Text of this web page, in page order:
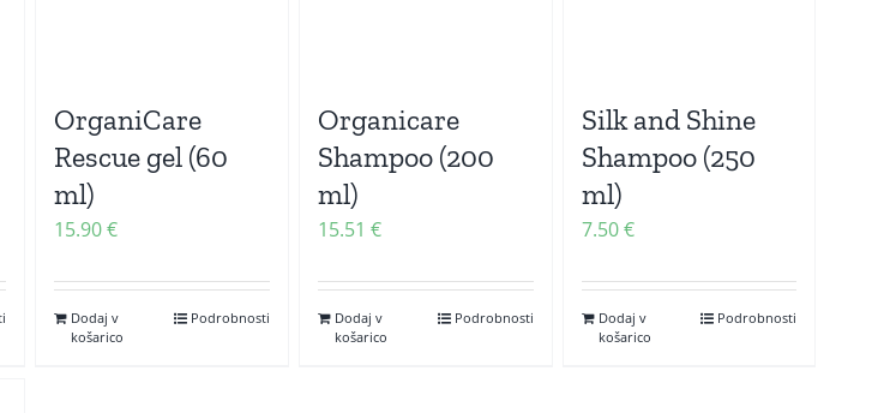
OrganiCare
Rescue gel (60
ml)
15.90€
Dodaj v
košarico
Podrobnosti
Organicare
Shampoo (200
ml)
15.51€
Dodaj v
košarico
Podrobnosti
Silk and Shine
Shampoo (250
ml)
7.50€
Dodaj v
košarico
Podrobnosti